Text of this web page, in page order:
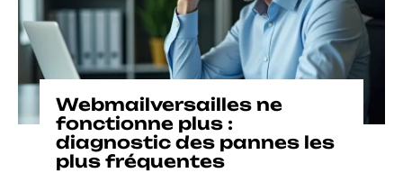
Webmailversailles ne
fonctionne plus :
diagnostic des pannes les
plus fréquentes